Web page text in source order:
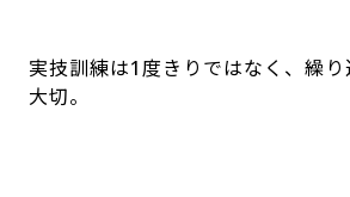
実技訓練は1度きりではなく、繰
大切。